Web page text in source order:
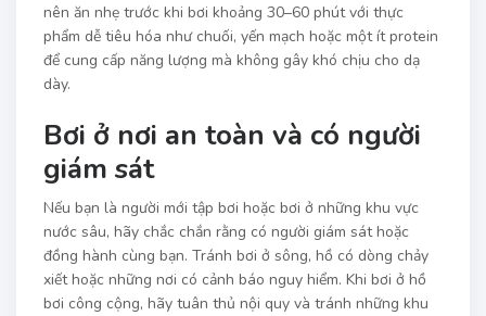
nên ăn nhẹ trước khi bơi khoảng 30–60 phút với thực
phẩm dễ tiêu hóa như chuối, yến mạch hoặc một ít protein
để cung cấp năng lượng mà không gây khó chịu cho dạ
dày.
Bơi ở nơi an toàn và có người
giám sát
Nếu bạn là người mới tập bơi hoặc bơi ở những khu vực
nước sâu, hãy chắc chắn rằng có người giám sát hoặc
đồng hành cùng bạn. Tránh bơi ở sông, hồ có dòng chảy
xiết hoặc những nơi có cảnh báo nguy hiểm. Khi bơi ở hồ
bơi công cộng, hãy tuân thủ nội quy và tránh những khu